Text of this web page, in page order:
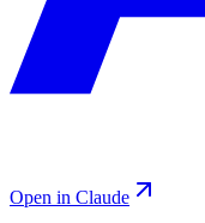
Open in Claude